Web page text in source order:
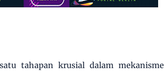
tahapan krusial dalam mekanisme